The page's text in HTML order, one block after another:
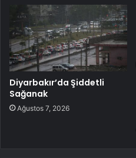
Diyarbakır’da Şiddetli
Sağanak
Ağustos 7, 2026